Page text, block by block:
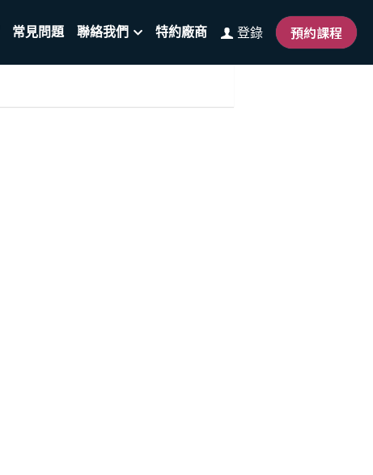
常見問題 聯絡我們 特約廠商 登錄 預約課程